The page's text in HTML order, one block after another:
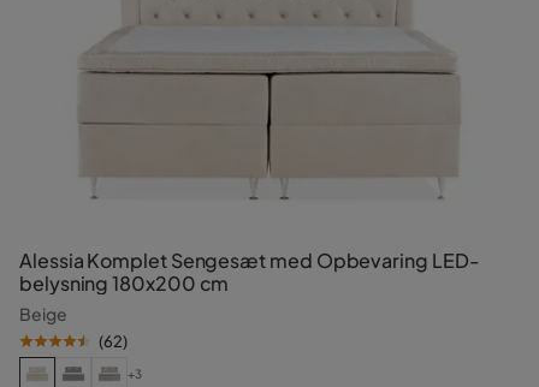
Alessia Komplet Sengesæt med Opbevaring LED-
belysning 180x200 cm
Beige
(62)
+3